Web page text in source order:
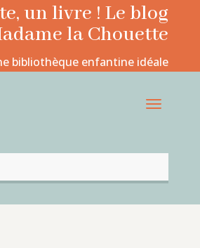
un livre ! Le blog
la Chouette
bibliothèque enfantine idéale